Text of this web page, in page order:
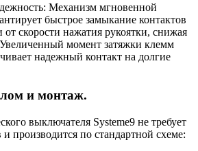
Механизм мгновенной
быстрое замыкание контактов
от скорости нажатия рукоятки, снижая
момент затяжки клемм
надежный контакт на долгие
и монтаж.
выключателя Systeme9 не требует
производится по стандартной схеме: